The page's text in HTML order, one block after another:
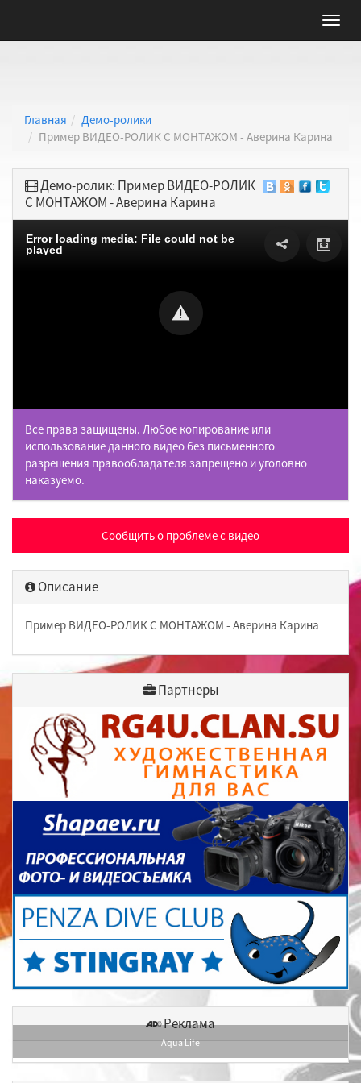
Главная
Демо-ролики
Пример ВИДЕО-РОЛИК С МОНТАЖОМ - Аверина Карина
Демо-ролик: Пример ВИДЕО-РОЛИК
С МОНТАЖОМ - Аверина Карина
Error loading media: File could not be
played
Все права защищены. Любое копирование или
использование данного видео без письменного
разрешения правообладателя запрещено и уголовно
наказуемо.
Сообщить о проблеме с видео
Описание
Пример ВИДЕО-РОЛИК С МОНТАЖОМ - Аверина Карина
Партнеры
Реклама
Aqua Life